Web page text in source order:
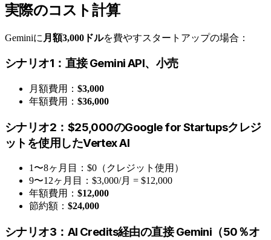
実際のコスト計算
Geminiに 月額3,000ドルを費やすスタートアップの場合：
シナリオ1：直接 Gemini API、小売
月額費用： $3,000
年額費用： $36,000
シナリオ2：$25,000のGoogle for Startupsクレジ
ットを使用したVertex AI
1〜8ヶ月目：$0（クレジット使用）
9〜12ヶ月目：$3,000/月 = $12,000
年額費用： $12,000
節約額： $24,000
シナリオ3：AI Credits経由の直接 Gemini（50％オ